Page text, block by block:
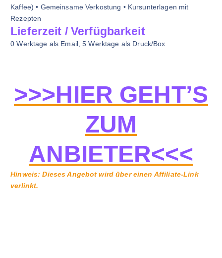
Kaffee) • Gemeinsame Verkostung • Kursunterlagen mit
Rezepten
Lieferzeit / Verfügbarkeit
0 Werktage als Email, 5 Werktage als Druck/Box
>>>HIER GEHT’S
ZUM
ANBIETER<<<
Hinweis: Dieses Angebot wird über einen Affiliate-Link
verlinkt.